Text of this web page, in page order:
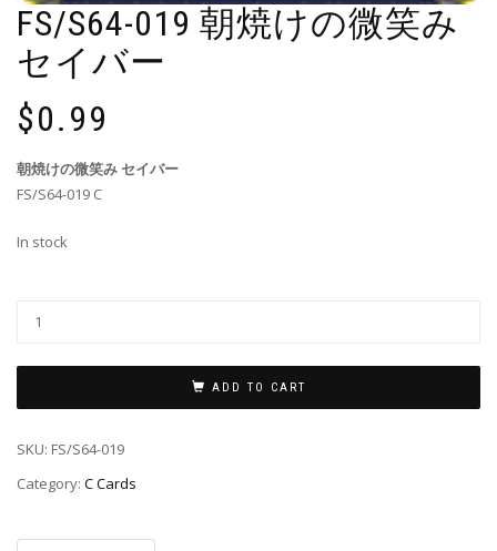
FS/S64-019 朝焼けの微笑み
セイバー
$0.99
朝焼けの微笑み セイバー
FS/S64-019 C
In stock
ADD TO CART
SKU: FS/S64-019
Category: C Cards